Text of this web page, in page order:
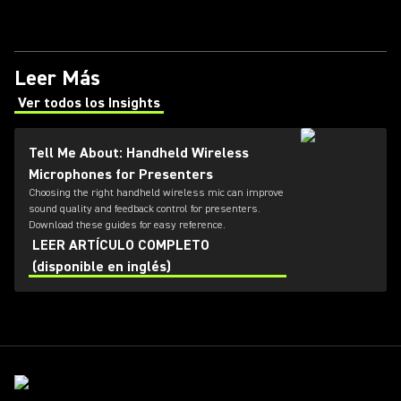
Leer Más
Ver todos los Insights
(Opens in a new tab)
Tell Me About: Handheld Wireless
Microphones for Presenters
Choosing the right handheld wireless mic can improve
sound quality and feedback control for presenters.
Download these guides for easy reference.
LEER ARTÍCULO COMPLETO
(disponible en inglés)